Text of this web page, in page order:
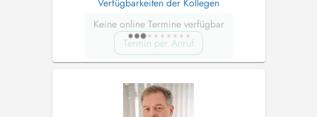
Keine online Termine verfügbar
Termin per Anruf